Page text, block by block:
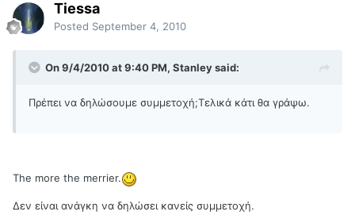
Tiessa
Posted September 4, 2010
On 9/4/2010 at 9:40 PM, Stanley said:
Πρέπει να δηλώσουμε συμμετοχή;Τελικά κάτι θα γράψω.
The more the merrier.
Δεν είναι ανάγκη να δηλώσει κανείς συμμετοχή.